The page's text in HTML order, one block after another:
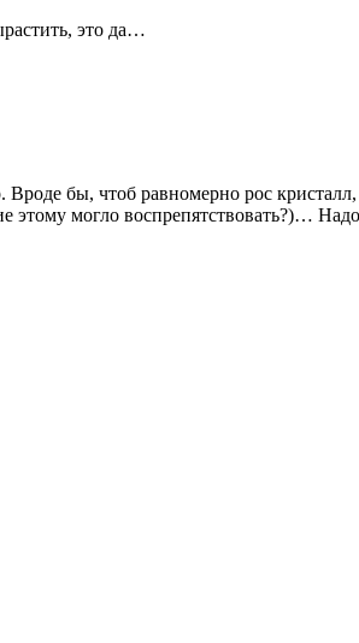
это да…
бы, чтоб равномерно рос
этому могло воспрепятствовать?)…